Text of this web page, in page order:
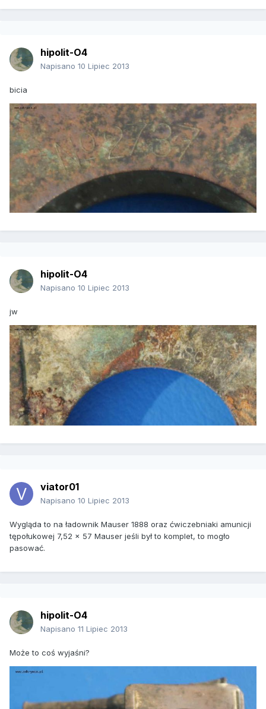
hipolit-O4
Napisano 10 Lipiec 2013
bicia
hipolit-O4
Napisano 10 Lipiec 2013
jw
viator01
Napisano 10 Lipiec 2013
Wygląda to na ładownik Mauser 1888 oraz ćwiczebniaki amunicji
tępołukowej 7,52 x 57 Mauser jeśli był to komplet, to mogło
pasować.
hipolit-O4
Napisano 11 Lipiec 2013
Może to coś wyjaśni?